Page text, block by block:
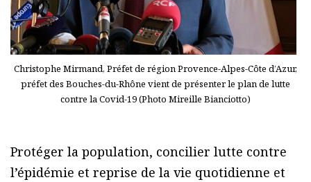
Christophe Mirmand, Préfet de région Provence-Alpes-Côte d’Azur,
préfet des Bouches-du-Rhône vient de présenter le plan de lutte
contre la Covid-19 (Photo Mireille Bianciotto)
Protéger la population, concilier lutte contre
l’épidémie et reprise de la vie quotidienne et